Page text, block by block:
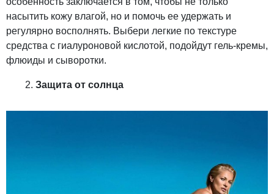
насытить кожу влагой, но и помочь ее удержать и
регулярно восполнять. Выбери легкие по текстуре
средства с гиалуроновой кислотой, подойдут гель-кремы,
флюиды и сыворотки.
Защита от солнца